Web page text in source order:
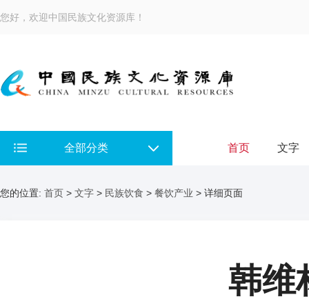
您好，欢迎中国民族文化资源库！
全部分类 首页 文字
您的位置: 首页 > 文字 > 民族饮食 > 餐饮产业 > 详细页面
韩维